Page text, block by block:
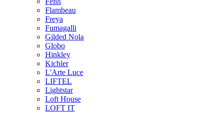
Flambeau
Freya
Fumagalli
Gilded Nola
Globo
Hinkley
Kichler
L'Arte Luce
LIFTEL
Lightstar
Loft House
LOFT IT